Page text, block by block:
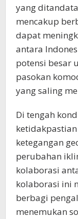
yang
mencakup
dapat
antara
potensi besar
pasokan
yang saling
Di tengah
ketegangan
perubahan
kolaborasi
kolaborasi ini
berbagi
menemukan